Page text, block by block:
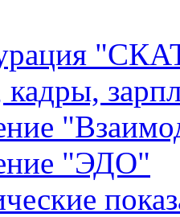
кадры,
"ЭДО"